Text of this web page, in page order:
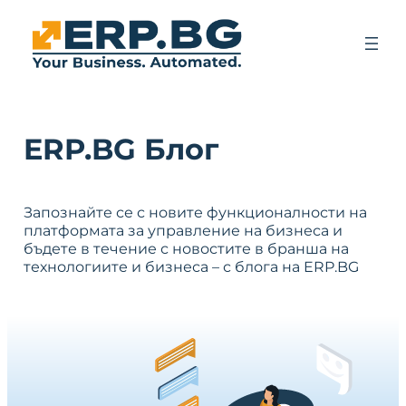
ERP.BG Блог
Запознайте се с новите функционалности на
платформата за управление на бизнеса и
бъдете в течение с новостите в бранша на
технологиите и бизнеса – с блога на ERP.BG